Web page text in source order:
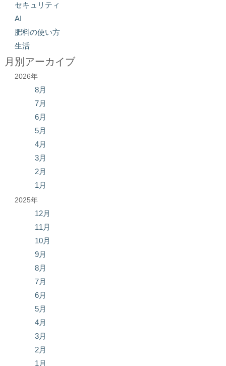
セキュリティ
AI
肥料の使い方
生活
月別アーカイブ
2026年
8月
7月
6月
5月
4月
3月
2月
1月
2025年
12月
11月
10月
9月
8月
7月
6月
5月
4月
3月
2月
1月